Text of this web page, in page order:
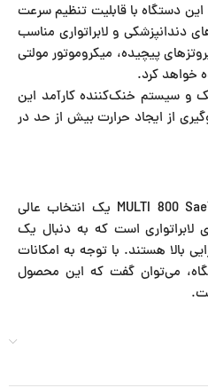
دستگاه با قابلیت تنظیم سرعت
دندانپزشکی و لابراتواری مناسب
پیچیده، میکروموتور مولتی
و سیستم خنک‌کننده کارآمد این
از ایجاد حرارت بیش از حد در
میکروموتور القایی ماراتن MULTI 800 SaeYang یک انتخاب عالی
لابراتواری است که به دنبال یک
بالا هستند. با توجه به امکانات
می‌توان گفت که این محصول